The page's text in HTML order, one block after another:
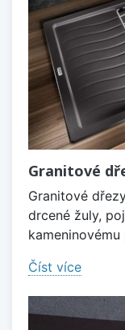
Granitové
Granitové
drcené žuly,
kameninovému
Číst více